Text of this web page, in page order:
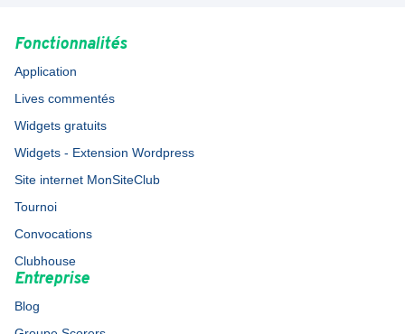
Fonctionnalités
Application
Lives commentés
Widgets gratuits
Widgets - Extension Wordpress
Site internet MonSiteClub
Tournoi
Convocations
Clubhouse
Entreprise
Blog